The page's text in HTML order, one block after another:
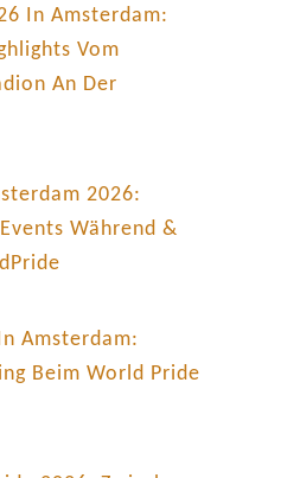
In Amsterdam:
Vom
An Der
2026:
Während &
Amsterdam:
Beim World Pride